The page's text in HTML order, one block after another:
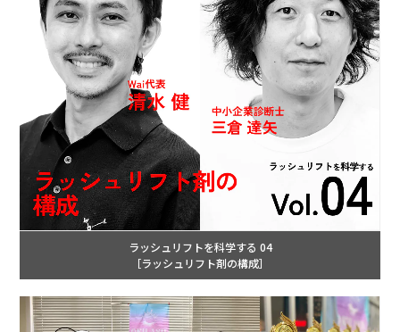
ラッシュリフトを科学する 04
［ラッシュリフト剤の構成］